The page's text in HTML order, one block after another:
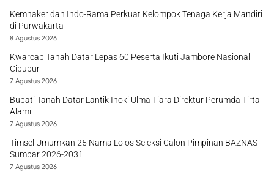
Kemnaker dan Indo-Rama Perkuat Kelompok Tenaga Kerja Mandiri
di Purwakarta
8 Agustus 2026
Kwarcab Tanah Datar Lepas 60 Peserta Ikuti Jambore Nasional
Cibubur
7 Agustus 2026
Bupati Tanah Datar Lantik Inoki Ulma Tiara Direktur Perumda Tirta
Alami
7 Agustus 2026
Timsel Umumkan 25 Nama Lolos Seleksi Calon Pimpinan BAZNAS
Sumbar 2026-2031
7 Agustus 2026